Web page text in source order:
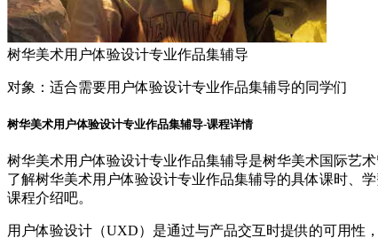
树华美术用户体验设计专业作品集辅导
对象： 适合需要用户体验设计专业作品集辅导的同学们
树华美术用户体验设计专业作品集辅导-课程详情
树华美术用户体验设计专业作品集辅导是树华美术国际艺
了解树华美术用户体验设计专业作品集辅导的具体课时、
课程介绍吧。
用户体验设计（UXD）是通过与产品交互时提供的可用性